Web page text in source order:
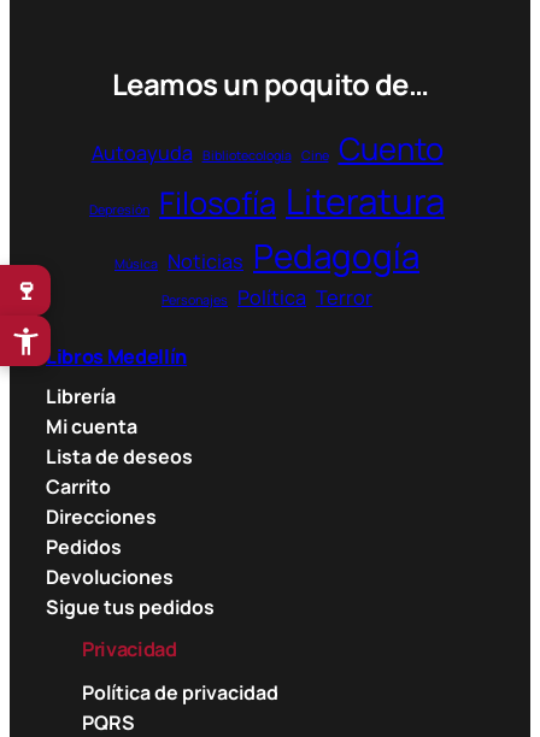
Leamos un poquito de…
Autoayuda Bibliotecología Cine Cuento
Depresión Filosofía Literatura
Música Noticias Pedagogía
Personajes Política Terror
Libros Medellín
Librería
Mi cuenta
Lista de deseos
Carrito
Direcciones
Pedidos
Devoluciones
Sigue tus pedidos
Privacidad
Política de privacidad
PQRS
🍷